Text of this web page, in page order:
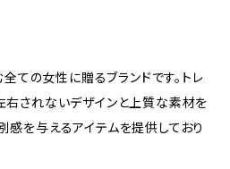
ての女性に贈るブランドです。トレ
右されないデザインと上質な素材を
を与えるアイテムを提供しており